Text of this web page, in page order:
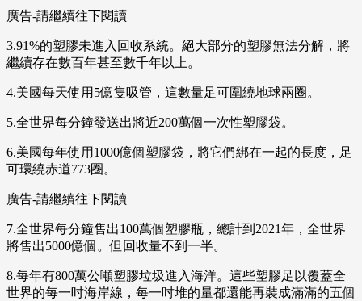
廣告-請繼續往下閱讀
3.91%的塑膠未進入回收系統。絕大部分的塑膠無法分解，將
繼續存在數百年甚至數千年以上。
4.美國每天使用5億隻吸管，這數量足可圍繞地球兩圈。
5.全世界每分鐘發送出將近200萬個一次性塑膠袋。
6.美國每年使用1000億個塑膠袋，將它們綁在一起的長度，足
可環繞赤道773圈。
廣告-請繼續往下閱讀
7.全世界每分鐘售出100萬個塑膠瓶，總計到2021年，全世界
將售出5000億個。但回收量不到一半。
8.每年有800萬公噸塑膠垃圾進入海洋。這些塑膠足以覆蓋全
世界的每一吋海岸線，每一吋堆的量都還能再裝成滿滿的五個